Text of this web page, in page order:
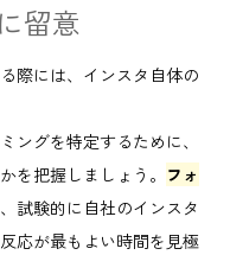
留意
際には、インスタ自体の
ングを特定するために、
を把握しましょう。 フォ
試験的に自社のインスタ
応が最もよい時間を見極